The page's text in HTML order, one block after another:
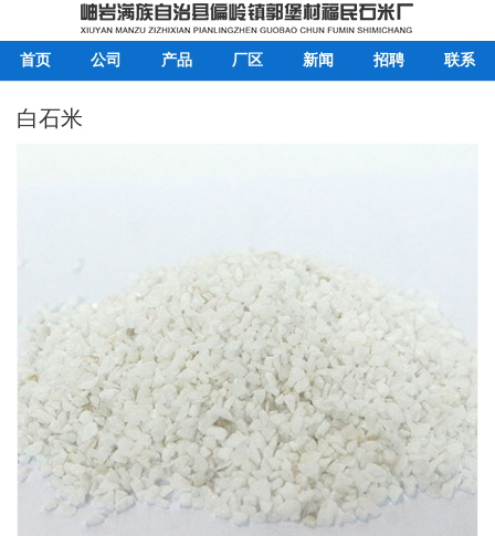
首页 公司 产品 厂区 新闻 招聘 联系
白石米